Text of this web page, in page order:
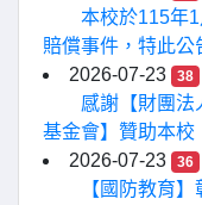
本校於115年
賠償事件，特此公
2026-07-23
38
感謝【財團法
基金會】贊助本校
2026-07-23
36
【國防教育